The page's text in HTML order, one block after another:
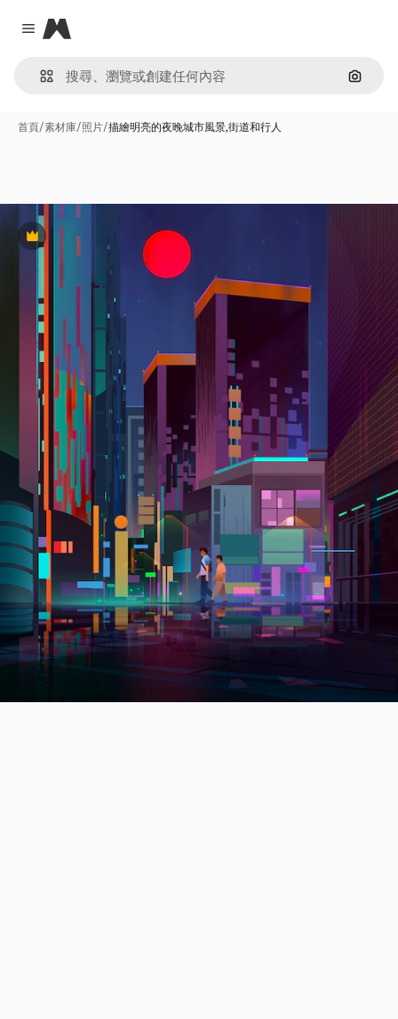
Close menu
Magnific
通過圖
首頁/素材庫/照片/描繪明亮的夜晚城市風景,街道和行人
Premium